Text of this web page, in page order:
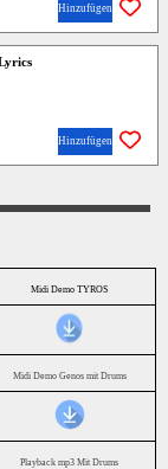
Hinzufügen
Hinzufügen
Midi Demo TYROS
Midi Demo Genos mit Drums
Playback mp3 Mit Drums